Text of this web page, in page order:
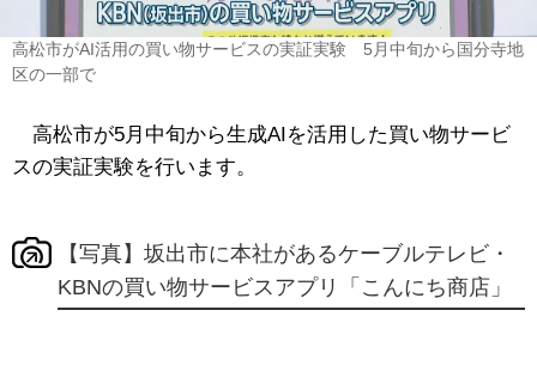
高松市がAI活用の買い物サービスの実証実験 5月中旬から国分寺地
区の一部で
高松市が5月中旬から生成AIを活用した買い物サービ
スの実証実験を行います。
【写真】坂出市に本社があるケーブルテレビ・
KBNの買い物サービスアプリ「こんにち商店」